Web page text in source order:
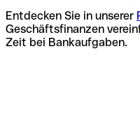
Entdecken Sie in unserer
Geschäftsfinanzen
Zeit bei Bankaufgaben.